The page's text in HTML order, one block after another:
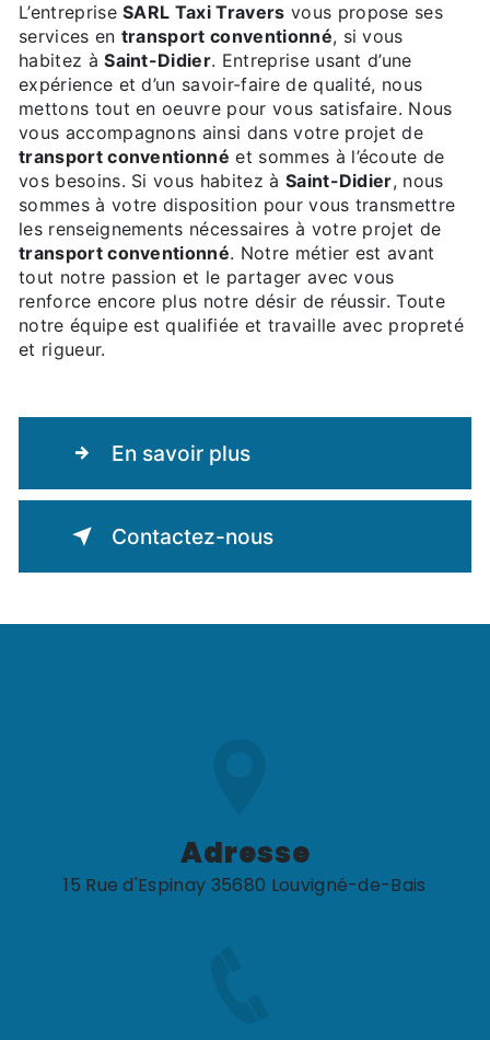
L’entrepriseSARL Taxi Travers vous propose ses
services en transport conventionné, si vous
habitez àSaint-Didier. Entreprise usant d’une
expérience et d’un savoir-faire de qualité, nous
mettons tout en oeuvre pour vous satisfaire. Nous
vous accompagnons ainsi dans votre projet de
transport conventionné et sommes à l’écoute de
vos besoins. Si vous habitez à Saint-Didier, nous
sommes à votre disposition pour vous transmettre
les renseignements nécessaires à votre projet de
transport conventionné. Notre métier est avant
tout notre passion et le partager avec vous
renforce encore plus notre désir de réussir. Toute
notre équipe est qualifiée et travaille avec propreté
et rigueur.
En savoir plus
Contactez-nous
Adresse
15 Rue d'Espinay 35680 Louvigné-de-Bais